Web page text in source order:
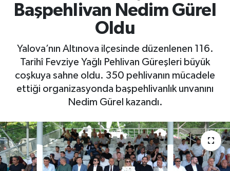
Başpehlivan Nedim Gürel
Oldu
Yalova’nın Altınova ilçesinde düzenlenen 116.
Tarihî Fevziye Yağlı Pehlivan Güreşleri büyük
coşkuya sahne oldu. 350 pehlivanın mücadele
ettiği organizasyonda başpehlivanlık unvanını
Nedim Gürel kazandı.
Yaşam